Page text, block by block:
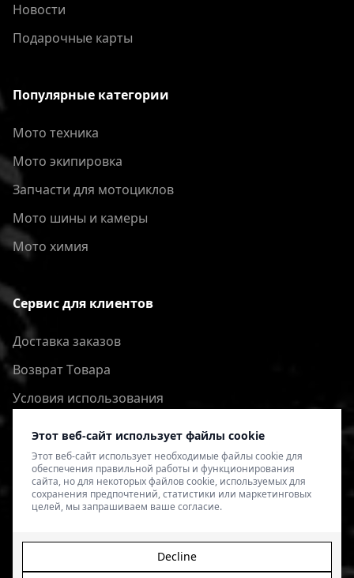
Этот веб-сайт использует файлы cookie
Этот веб-сайт использует необходимые файлы cookie для
обеспечения правильной работы и функционирования
сайта, но для некоторых файлов cookie, используемых для
сохранения предпочтений, статистики или маркетинговых
целей, мы запрашиваем ваше согласие.
Decline
Новости
Подарочные карты
Популярные категории
Мото техника
Мото экипировка
Запчасти для мотоциклов
Мото шины и камеры
Мото химия
Сервис для клиентов
Доставка заказов
Bозврат Tовара
Условия использования
Политика конфиденциальности